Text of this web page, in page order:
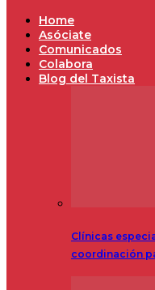
Home
Asóciate
Comunicados
Colabora
Blog del Taxista
Clínicas
coordinación